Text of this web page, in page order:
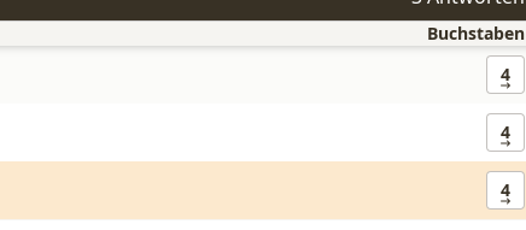
Buchstaben
4
4
4